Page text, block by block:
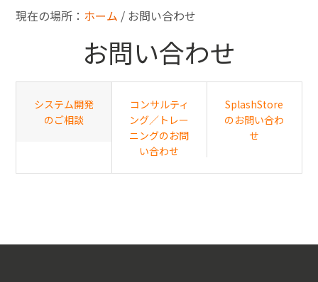
現在の場所： ホーム / お問い合わせ
お問い合わせ
システム開発
のご相談
コンサルティ
ング／トレー
ニングのお問
い合わせ
SplashStore
のお問い合わ
せ